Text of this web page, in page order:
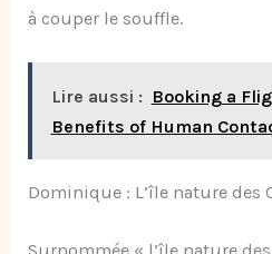
à couper le souffle.
Lire aussi : Booking a
Benefits of Human
Dominique : L’île nature des